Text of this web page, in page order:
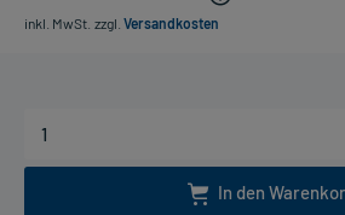
inkl. MwSt. zzgl. Versandkosten
In den